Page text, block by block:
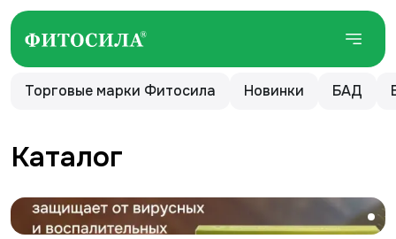
Торговые марки Фитосила Новинки БАД
Каталог